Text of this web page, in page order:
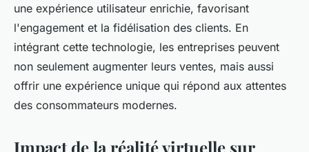
une expérience utilisateur enrichie, favorisant
l'engagement et la fidélisation des clients. En
intégrant cette technologie, les entreprises peuvent
non seulement augmenter leurs ventes, mais aussi
offrir une expérience unique qui répond aux attentes
des consommateurs modernes.
Impact de la réalité virtuelle sur